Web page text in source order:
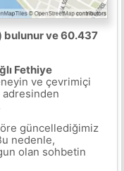
bulunur ve 60.437
Fethiye
ve çevrimiçi
adresinden
güncellediğimiz
nedenle,
olan sohbetin